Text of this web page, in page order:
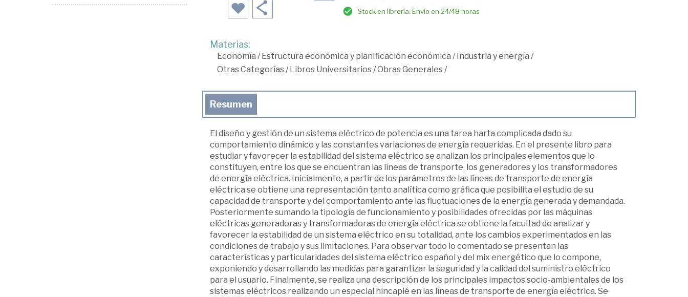
Stock en librería. Envío en 24/48 horas
Materias:
Economía /Estructura económica y planificación económica /Industria y energía /
Otras Categorías/Libros Universitarios/Obras Generales/
Resumen
El diseño y gestión de un sistema eléctrico de potencia es una tarea harta complicada dado su
comportamiento dinámico y las constantes variaciones de energía requeridas. En el presente libro para
estudiar y favorecer la estabilidad del sistema eléctrico se analizan los principales elementos que lo
constituyen, entre los que se encuentran las líneas de transporte, los generadores y los transformadores
de energía eléctrica. Inicialmente, a partir de los parámetros de las líneas de transporte de energía
eléctrica se obtiene una representación tanto analítica como gráfica que posibilita el estudio de su
capacidad de transporte y del comportamiento ante las fluctuaciones de la energía generada y demandada.
Posteriormente sumando la tipología de funcionamiento y posibilidades ofrecidas por las máquinas
eléctricas generadoras y transformadoras de energía eléctrica se obtiene la facultad de analizar y
favorecer la estabilidad de un sistema eléctrico en su totalidad, ante los cambios experimentados en las
condiciones de trabajo y sus limitaciones. Para observar todo lo comentado se presentan las
características y particularidades del sistema eléctrico español y del mix energético que lo compone,
exponiendo y desarrollando las medidas para garantizar la seguridad y la calidad del suministro eléctrico
para el usuario. Finalmente, se realiza una descripción de los principales impactos socio-ambientales de los
sistemas eléctricos realizando un especial hincapié en las líneas de transporte de energía eléctrica. Se